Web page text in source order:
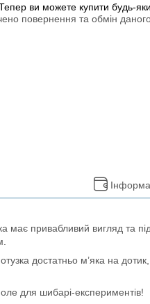
ви можете купити будь-
повернення та обмін даного
привабливий вигляд та
достатньо м’яка на
для шибарі-експериментів!